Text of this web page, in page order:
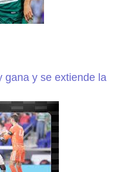
gana y se extiende la